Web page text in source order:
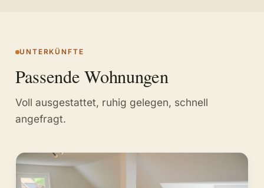
UNTERKÜNFTE
Passende Wohnungen
Voll ausgestattet, ruhig gelegen, schnell
angefragt.